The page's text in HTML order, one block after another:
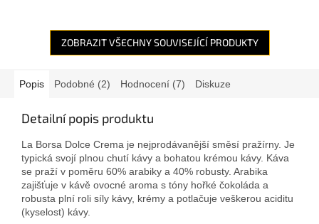
ZOBRAZIT VŠECHNY SOUVISEJÍCÍ PRODUKTY
Popis Podobné (2) Hodnocení (7) Diskuze
Detailní popis produktu
La Borsa Dolce Crema je nejprodávanější směsí pražírny. Je
typická svojí plnou chutí kávy a bohatou krémou kávy. Káva
se praží v poměru 60% arabiky a 40% robusty. Arabika
zajišťuje v kávě ovocné aroma s tóny hořké čokoláda a
robusta plní roli síly kávy, krémy a potlačuje veškerou aciditu
(kyselost) kávy.